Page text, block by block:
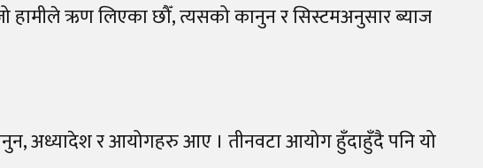
जो हामीले ऋण लिएका छौँ, त्यसको कानुन र सिस्टमअनुसार ब्याज
अध्यादेश र आयोगहरु आए । तीनवटा आयोग हुँदाहुँदै पनि यो